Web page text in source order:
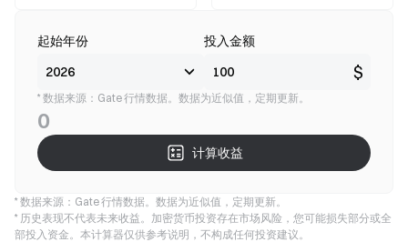
起始年份 投入金额
$
* 数据来源：Gate 行情数据。数据为近似值，定期更新。
0
计算收益
* 数据来源：Gate 行情数据。数据为近似值，定期更新。
* 历史表现不代表未来收益。加密货币投资存在市场风险，您可能损失部分或全
部投入资金。本计算器仅供参考说明，不构成任何投资建议。